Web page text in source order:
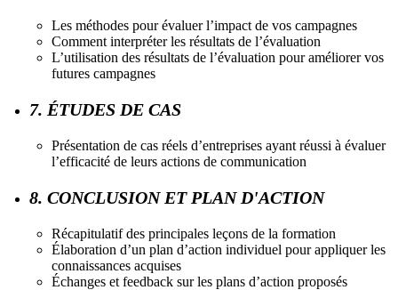
Les méthodes pour évaluer l’impact de vos campagnes
Comment interpréter les résultats de l’évaluation
L’utilisation des résultats de l’évaluation pour améliorer vos
futures campagnes
7. ÉTUDES DE CAS
Présentation de cas réels d’entreprises ayant réussi à évaluer
l’efficacité de leurs actions de communication
8. CONCLUSION ET PLAN D'ACTION
Récapitulatif des principales leçons de la formation
Élaboration d’un plan d’action individuel pour appliquer les
connaissances acquises
Échanges et feedback sur les plans d’action proposés